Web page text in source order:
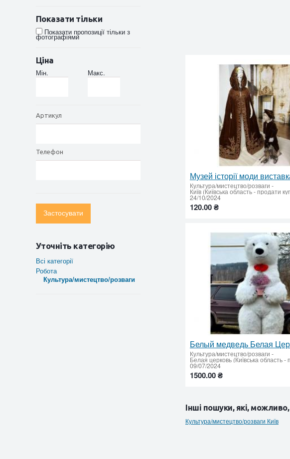
Показати тільки
Показати пропозиції тільки з
фотографіями
Ціна
Мін.
Макс.
Артикул
Телефон
Застосувати
Уточніть категорію
Всі категорії
Робота
Культура/мистецтво/розваги
Музей історії моди
Культура/мистецтво/розваги -
Київ (Київська область - продати
24/10/2024
120.00 ₴
Культура/мистецтво/розваги -
09/07/2024
1500.00 ₴
Інші пошуки, які,
Культура/мистецтво/розваги Київ